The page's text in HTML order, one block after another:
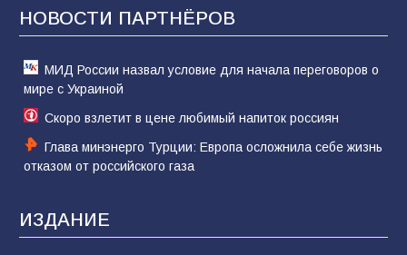
81 02.08.2026
НОВОСТИ ПАРТНЁРОВ
МИД России назвал условие для начала переговоров о
мире с Украиной
Скоро взлетит в цене любимый напиток россиян
Глава минэнерго Турции: Европа осложнила себе жизнь
отказом от российского газа
ИЗДАНИЕ